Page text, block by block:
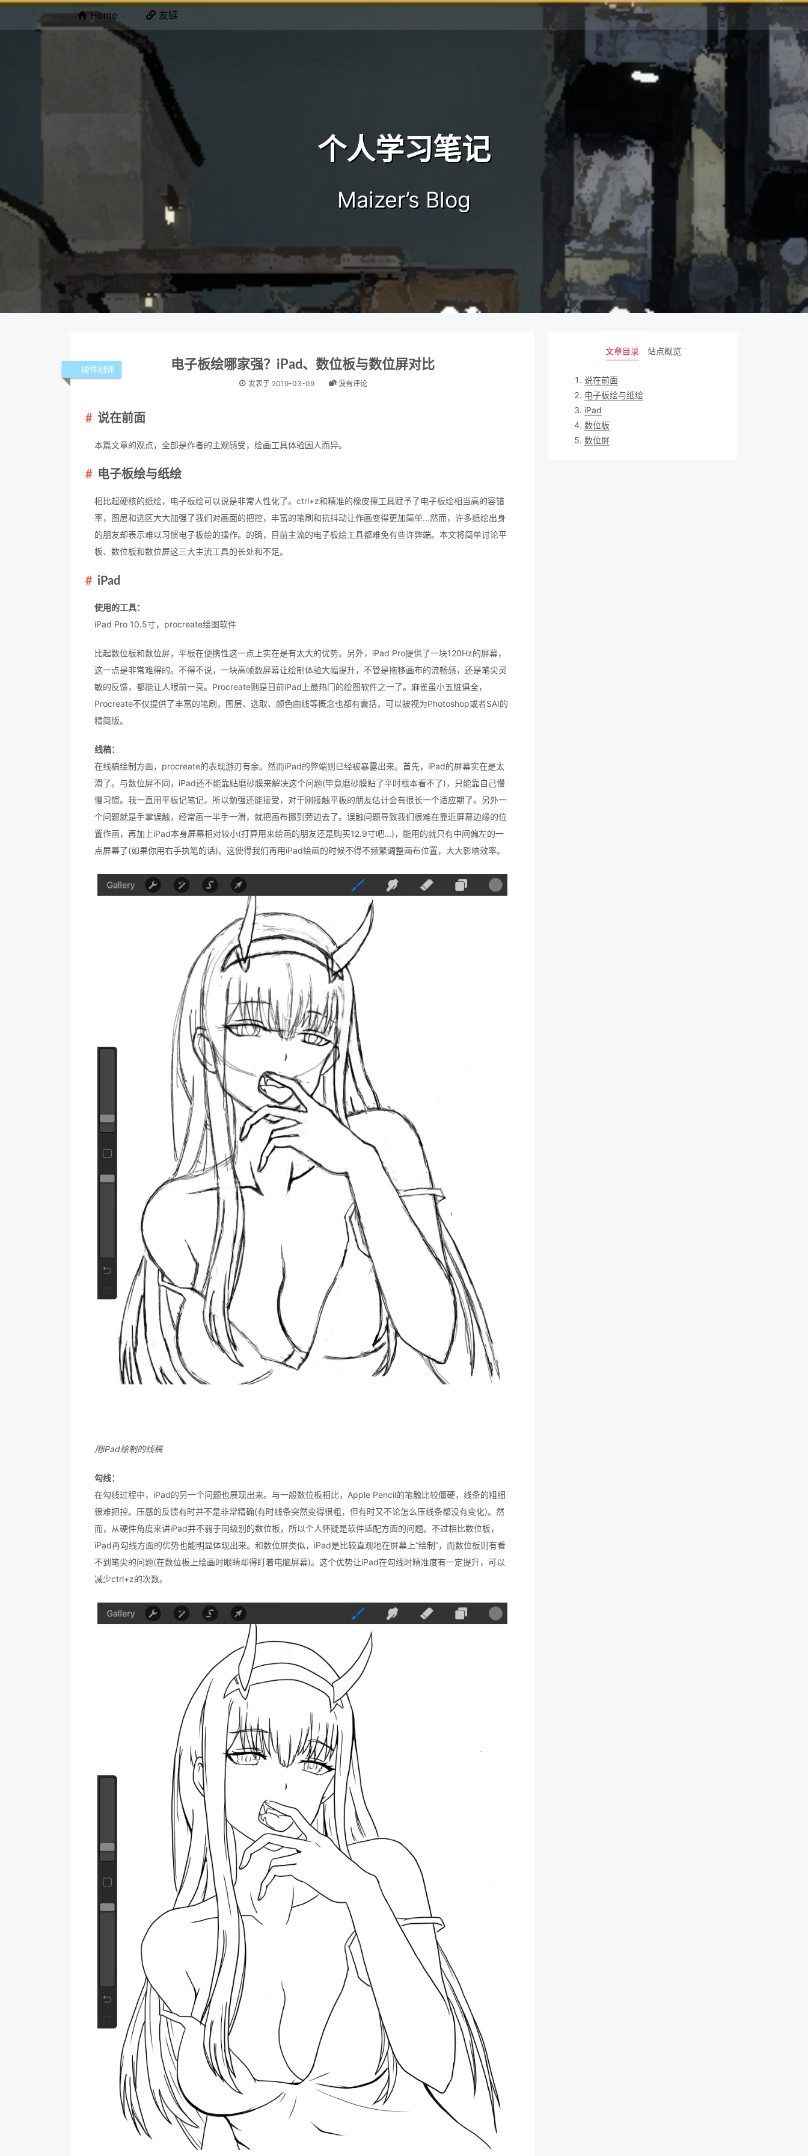
Home 友链
个人学习笔记
Maizer’s Blog
文章目录 站点概览
说在前面
电子板绘与纸绘
iPad
数位板
数位屏
硬件测评 电子板绘哪家强？iPad、数位板与数位屏对比
发表于 2019-03-09 没有评论
说在前面
本篇文章的观点，全部是作者的主观感受，绘画工具体验因人而异。
电子板绘与纸绘
相比起硬核的纸绘，电子板绘可以说是非常人性化了。ctrl+z和精准的橡皮擦工具赋予了电子板绘相当高的容错
率，图层和选区大大加强了我们对画面的把控，丰富的笔刷和抗抖动让作画变得更加简单...然而，许多纸绘出身
的朋友却表示难以习惯电子板绘的操作。的确，目前主流的电子板绘工具都难免有些许弊端。本文将简单讨论平
板、数位板和数位屏这三大主流工具的长处和不足。
iPad
使用的工具：
iPad Pro 10.5寸，procreate绘图软件
比起数位板和数位屏，平板在便携性这一点上实在是有太大的优势。另外，iPad Pro提供了一块120Hz的屏幕，
这一点是非常难得的。不得不说，一块高帧数屏幕让绘制体验大幅提升，不管是拖移画布的流畅感，还是笔尖灵
敏的反馈，都能让人眼前一亮。Procreate则是目前iPad上最热门的绘图软件之一了。麻雀虽小五脏俱全，
Procreate不仅提供了丰富的笔刷，图层、选取、颜色曲线等概念也都有囊括，可以被视为Photoshop或者SAI的
精简版。
线稿：
在线稿绘制方面，procreate的表现游刃有余。然而iPad的弊端则已经被暴露出来。首先，iPad的屏幕实在是太
滑了。与数位屏不同，iPad还不能靠贴磨砂膜来解决这个问题(毕竟磨砂膜贴了平时根本看不了)，只能靠自己慢
慢习惯。我一直用平板记笔记，所以勉强还能接受，对于刚接触平板的朋友估计会有很长一个适应期了。另外一
个问题就是手掌误触，经常画一半手一滑，就把画布挪到旁边去了。误触问题导致我们很难在靠近屏幕边缘的位
置作画，再加上iPad本身屏幕相对较小(打算用来绘画的朋友还是购买12.9寸吧...)，能用的就只有中间偏左的一
点屏幕了(如果你用右手执笔的话)。这使得我们再用iPad绘画的时候不得不频繁调整画布位置，大大影响效率。
用iPad绘制的线稿
勾线：
在勾线过程中，iPad的另一个问题也展现出来。与一般数位板相比，Apple Pencil的笔触比较僵硬，线条的粗细
很难把控。压感的反馈有时并不是非常精确(有时线条突然变得很粗，但有时又不论怎么压线条都没有变化)。然
而，从硬件角度来讲iPad并不弱于同级别的数位板，所以个人怀疑是软件适配方面的问题。不过相比数位板，
iPad再勾线方面的优势也能明显体现出来。和数位屏类似，iPad是比较直观地在屏幕上“绘制”，而数位板则有看
不到笔尖的问题(在数位板上绘画时眼睛却得盯着电脑屏幕)。这个优势让iPad在勾线时精准度有一定提升，可以
减少ctrl+z的次数。